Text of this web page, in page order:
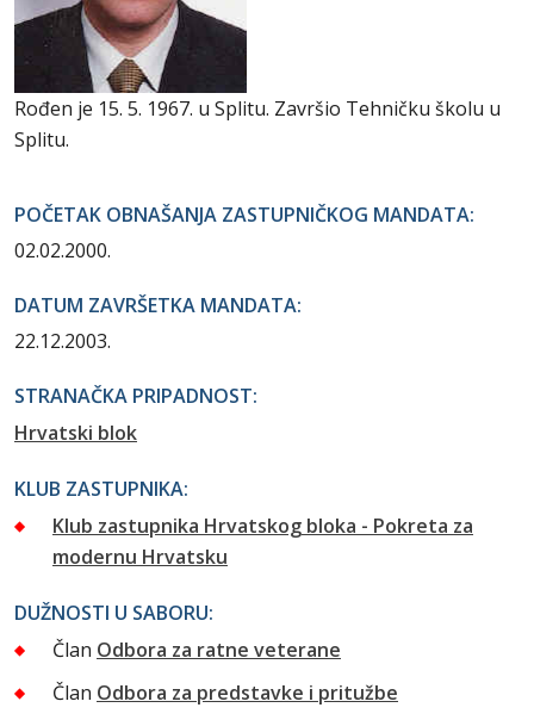
Rođen je 15. 5. 1967. u Splitu. Završio Tehničku školu u
Splitu.
POČETAK OBNAŠANJA ZASTUPNIČKOG MANDATA:
02.02.2000.
DATUM ZAVRŠETKA MANDATA:
22.12.2003.
STRANAČKA PRIPADNOST:
Hrvatski blok
KLUB ZASTUPNIKA:
Klub zastupnika Hrvatskog bloka - Pokreta za
modernu Hrvatsku
DUŽNOSTI U SABORU:
Član Odbora za ratne veterane
Član Odbora za predstavke i pritužbe